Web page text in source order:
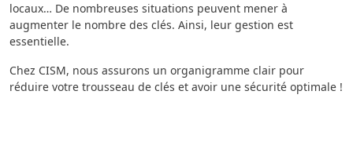
locaux… De nombreuses situations peuvent mener à
augmenter le nombre des clés. Ainsi, leur gestion est
essentielle.
Chez CISM, nous assurons un organigramme clair pour
réduire votre trousseau de clés et avoir une sécurité optimale !